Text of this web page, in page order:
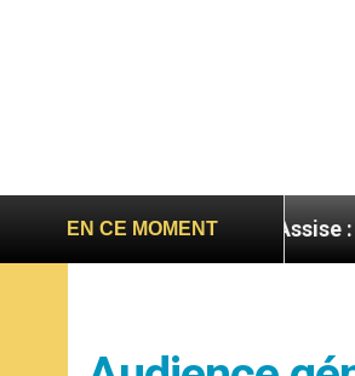
EN CE MOMENT
du pape à Assise : « Allons-y !